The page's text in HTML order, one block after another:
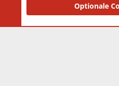
Community platform by XenForo® ©
and add-ons by ThemeHouse
Optionale